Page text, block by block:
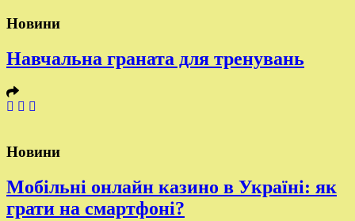
Новини
Навчальна граната для тренувань
Новини
Мобільні онлайн казино в Україні: як
грати на смартфоні?